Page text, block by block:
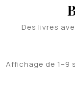
Des livres
Affichage de 1–9